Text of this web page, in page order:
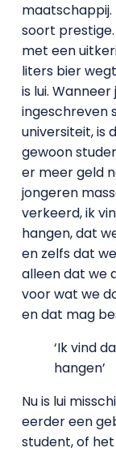
soort
met een
liters bier
is lui.
ingeschreven
universiteit, is
gewoon
er meer geld
jongeren
verkeerd, ik
hangen, dat
en zelfs dat
alleen dat we
voor wat we
en dat mag
‘Ik vind
hangen’
Nu is lui
eerder een
student, of